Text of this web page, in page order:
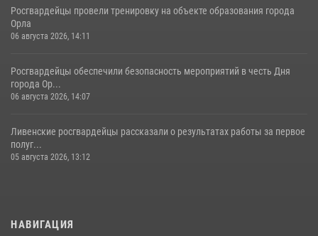
Росгвардейцы провели тренировку на объекте образования города
Орла
06 августа 2026, 14:11
Росгвардейцы обеспечили безопасность мероприятий в честь Дня
города Ор...
06 августа 2026, 14:07
Ливенские росгвардейцы рассказали о результатах работы за первое
полуг...
05 августа 2026, 13:12
НАВИГАЦИЯ